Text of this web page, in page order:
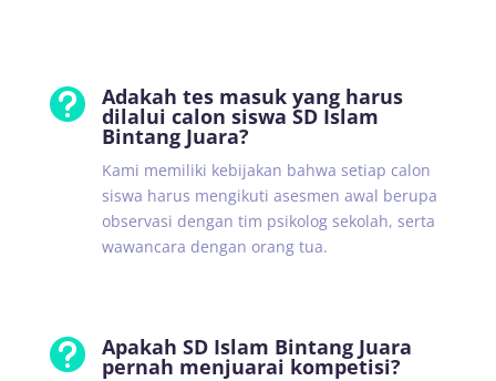
 Adakah tes masuk yang harus
dilalui calon siswa SD Islam
Bintang Juara?
Kami memiliki kebijakan bahwa setiap calon
siswa harus mengikuti asesmen awal berupa
observasi dengan tim psikolog sekolah, serta
wawancara dengan orang tua.
 Apakah SD Islam Bintang Juara
pernah menjuarai kompetisi?